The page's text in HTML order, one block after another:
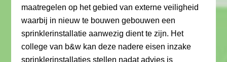
maatregelen op het gebied van externe veiligheid
waarbij in nieuw te bouwen gebouwen een
sprinklerinstallatie aanwezig dient te zijn. Het
college van b&w kan deze nadere eisen inzake
sprinklerinstallaties stellen nadat advies is